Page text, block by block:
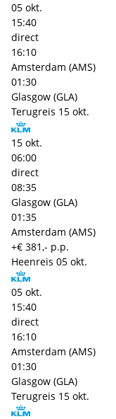
05 okt.
15:40
direct
16:10
Amsterdam (AMS)
01:30
Glasgow (GLA)
Terugreis 15 okt.
15 okt.
06:00
direct
08:35
Glasgow (GLA)
01:35
Amsterdam (AMS)
+€ 381,- p.p.
Heenreis 05 okt.
05 okt.
15:40
direct
16:10
Amsterdam (AMS)
01:30
Glasgow (GLA)
Terugreis 15 okt.